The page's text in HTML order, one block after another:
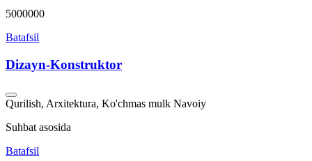
5000000
Batafsil
Dizayn-Konstruktor
Qurilish, Arxitektura, Ko'chmas mulk Navoiy
Suhbat asosida
Batafsil